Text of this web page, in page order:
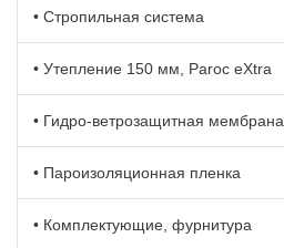
• Стропильная система
• Утепление 150 мм, Paroc eXtra
• Гидро-ветрозащитная мембрана
• Пароизоляционная пленка
• Комплектующие, фурнитура